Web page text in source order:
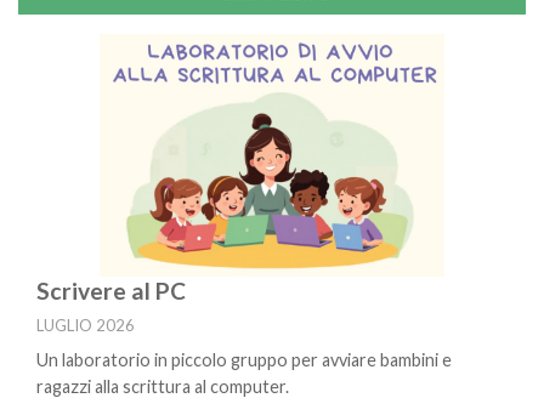
Scrivere al PC
LUGLIO 2026
Un laboratorio in piccolo gruppo per avviare bambini e
ragazzi alla scrittura al computer.